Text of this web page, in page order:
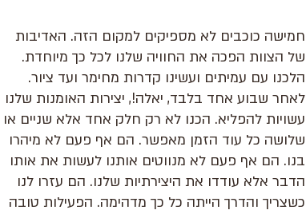
חמישה כוכבים לא מספיקים למקום הזה. האדיבות
של הצוות הפכה את החוויה שלנו לכל כך מיוחדת.
הלכנו עם עמיתים ועשינו קדרות מחימר ועד ציור.
לאחר שבוע אחד בלבד, יאלה!, יצירות האומנות שלנו
עשויות להפליא. הכנו לא רק חלק אחד אלא שניים או
שלושה כל עוד הזמן מאפשר. הם אף פעם לא מיהרו
בנו. הם אף פעם לא מנווטים אותנו לעשות את אותו
הדבר אלא עודדו את היצירתיות שלנו. הם עזרו לנו
כשצריך והדרך הייתה כל כך מדהימה. הפעילות טובה